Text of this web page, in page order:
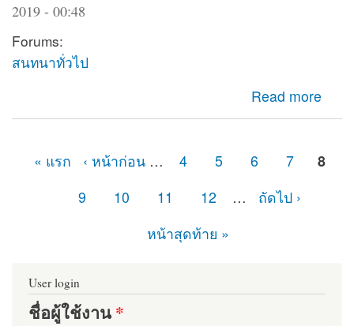
2019 - 00:48
Forums:
สนทนาทั่วไป
Read more
about เพจโดนแฮก จากต่างชาติ ถูกปลดออกจากผู้ดูแลเพจ
ไม่มีบทบาทใดๆเกี่ยวกับเพจ
« แรก ‹ หน้าก่อน … 4 5 6 7
8
9
10 11 12 …
ถัดไป ›
หน้าสุดท้าย »
User login
ชื่อผู้ใช้งาน*